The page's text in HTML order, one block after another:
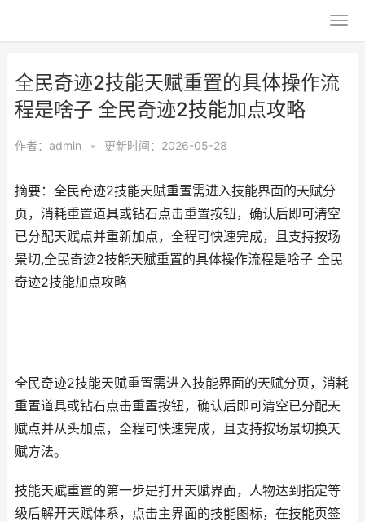
全民奇迹2技能天赋重置的具体操作流
程是啥子 全民奇迹2技能加点攻略
作者： admin • 更新时间：2026-05-28
摘要：全民奇迹2技能天赋重置需进入技能界面的天赋分
页，消耗重置道具或钻石点击重置按钮，确认后即可清空
已分配天赋点并重新加点，全程可快速完成，且支持按场
景切,全民奇迹2技能天赋重置的具体操作流程是啥子 全民
奇迹2技能加点攻略
全民奇迹2技能天赋重置需进入技能界面的天赋分页，消耗
重置道具或钻石点击重置按钮，确认后即可清空已分配天
赋点并从头加点，全程可快速完成，且支持按场景切换天
赋方法。
技能天赋重置的第一步是打开天赋界面，人物达到指定等
级后解开天赋体系，点击主界面的技能图标，在技能页签